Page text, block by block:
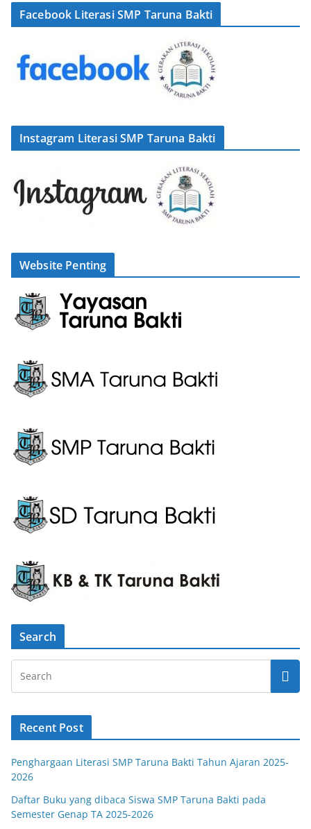
Facebook Literasi SMP Taruna Bakti
Instagram Literasi SMP Taruna Bakti
Website Penting
Search
Recent Post
Penghargaan Literasi SMP Taruna Bakti Tahun Ajaran 2025-
2026
Daftar Buku yang dibaca Siswa SMP Taruna Bakti pada
Semester Genap TA 2025-2026